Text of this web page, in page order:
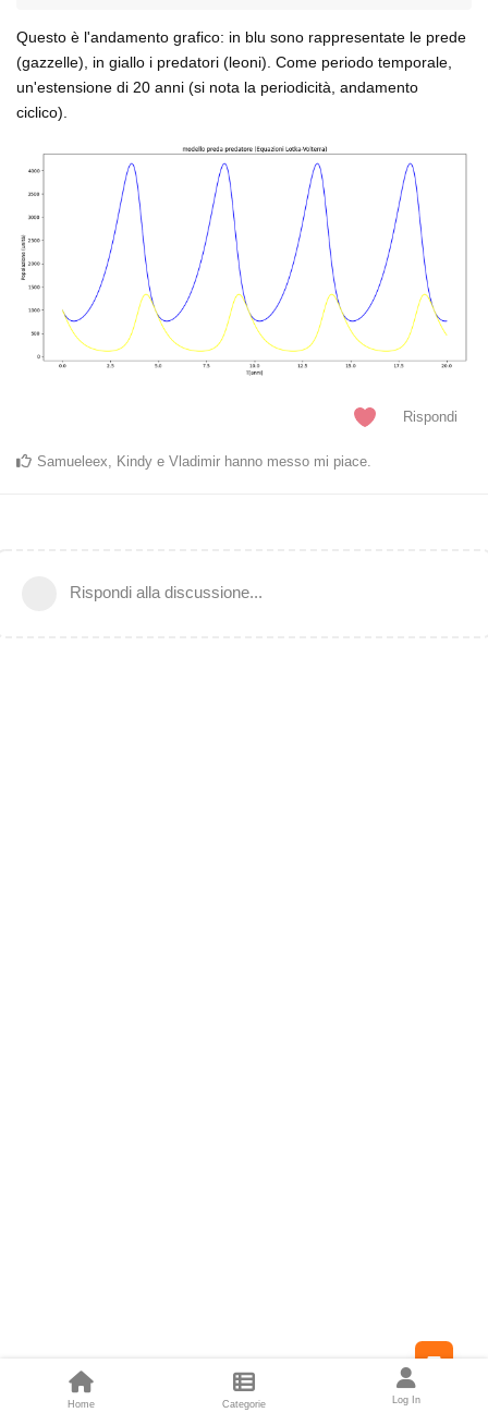
Questo è l'andamento grafico: in blu sono rappresentate le prede
(gazzelle), in giallo i predatori (leoni). Come periodo temporale,
un'estensione di 20 anni (si nota la periodicità, andamento
ciclico).
Rispondi
Samueleex, Kindy e Vladimir hanno messo mi piace.
Rispondi alla discussione...
Home Categorie Log In